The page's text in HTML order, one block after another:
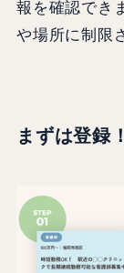
報を確認でき
や場所に制限
まずは登録